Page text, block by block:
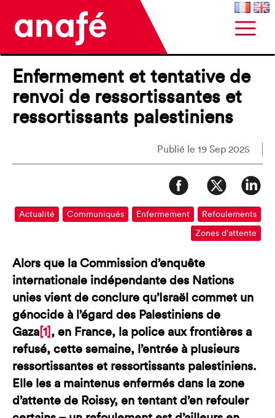
Enfermement et tentative de
renvoi de ressortissantes et
ressortissants palestiniens
Publié le 19 Sep 2025
Actualité Communiqués Enfermement Refoulements
Zones d'attente
Alors que la Commission d’enquête
internationale indépendante des Nations
unies vient de conclure qu’Israël commet un
génocide à l’égard des Palestiniens de
Gaza [1] , en France, la police aux frontières a
refusé, cette semaine, l’entrée à plusieurs
ressortissantes et ressortissants palestiniens.
Elle les a maintenus enfermés dans la zone
d’attente de Roissy, en tentant d’en refouler